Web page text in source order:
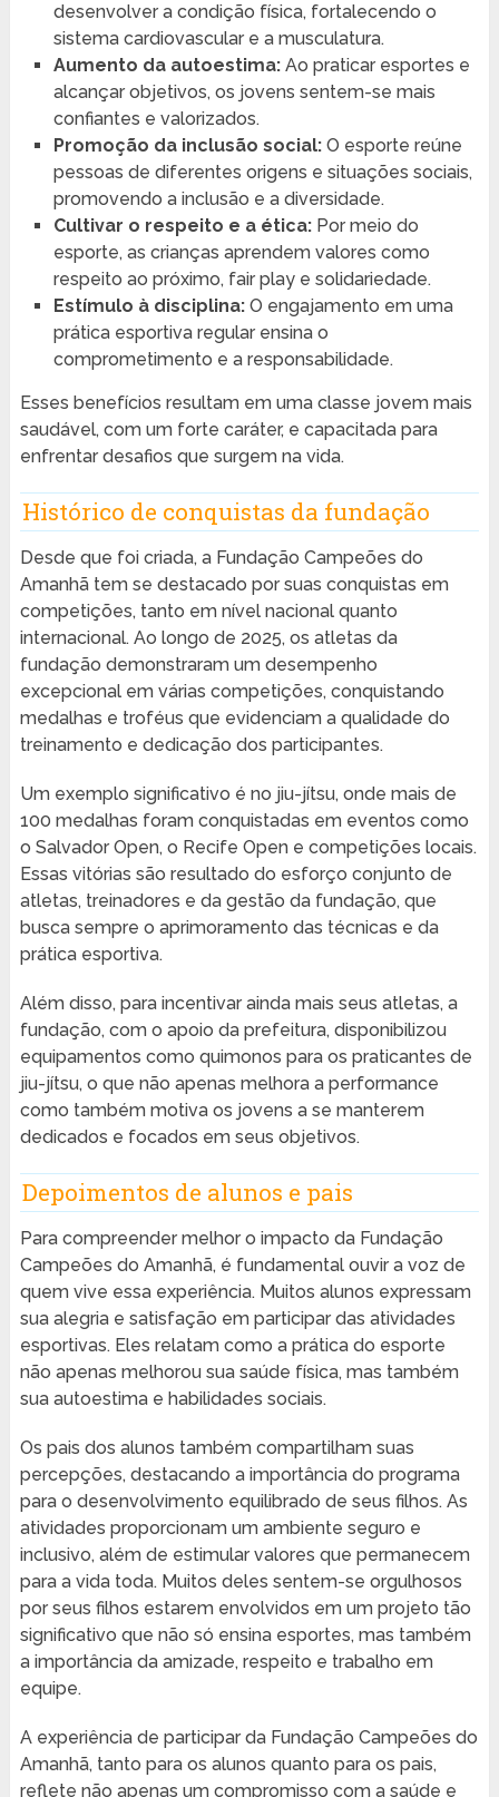
desenvolver a condição física, fortalecendo o
sistema cardiovascular e a musculatura.
Aumento da autoestima:Ao praticar esportes e
alcançar objetivos, os jovens sentem-se mais
confiantes e valorizados.
Promoção da inclusão social:O esporte reúne
pessoas de diferentes origens e situações sociais,
promovendo a inclusão e a diversidade.
Cultivar o respeito e a ética:Por meio do
esporte, as crianças aprendem valores como
respeito ao próximo, fair play e solidariedade.
Estímulo à disciplina:O engajamento em uma
prática esportiva regular ensina o
comprometimento e a responsabilidade.
Esses benefícios resultam em uma classe jovem mais
saudável, com um forte caráter, e capacitada para
enfrentar desafios que surgem na vida.
Histórico de conquistas da fundação
Desde que foi criada, a Fundação Campeões do
Amanhã tem se destacado por suas conquistas em
competições, tanto em nível nacional quanto
internacional. Ao longo de 2025, os atletas da
fundação demonstraram um desempenho
excepcional em várias competições, conquistando
medalhas e troféus que evidenciam a qualidade do
treinamento e dedicação dos participantes.
Um exemplo significativo é no jiu-jítsu, onde mais de
100 medalhas foram conquistadas em eventos como
o Salvador Open, o Recife Open e competições locais.
Essas vitórias são resultado do esforço conjunto de
atletas, treinadores e da gestão da fundação, que
busca sempre o aprimoramento das técnicas e da
prática esportiva.
Além disso, para incentivar ainda mais seus atletas, a
fundação, com o apoio da prefeitura, disponibilizou
equipamentos como quimonos para os praticantes de
jiu-jítsu, o que não apenas melhora a performance
como também motiva os jovens a se manterem
dedicados e focados em seus objetivos.
Depoimentos de alunos e pais
Para compreender melhor o impacto da Fundação
Campeões do Amanhã, é fundamental ouvir a voz de
quem vive essa experiência. Muitos alunos expressam
sua alegria e satisfação em participar das atividades
esportivas. Eles relatam como a prática do esporte
não apenas melhorou sua saúde física, mas também
sua autoestima e habilidades sociais.
Os pais dos alunos também compartilham suas
percepções, destacando a importância do programa
para o desenvolvimento equilibrado de seus filhos. As
atividades proporcionam um ambiente seguro e
inclusivo, além de estimular valores que permanecem
para a vida toda. Muitos deles sentem-se orgulhosos
por seus filhos estarem envolvidos em um projeto tão
significativo que não só ensina esportes, mas também
a importância da amizade, respeito e trabalho em
equipe.
A experiência de participar da Fundação Campeões do
Amanhã, tanto para os alunos quanto para os pais,
reflete não apenas um compromisso com a saúde e